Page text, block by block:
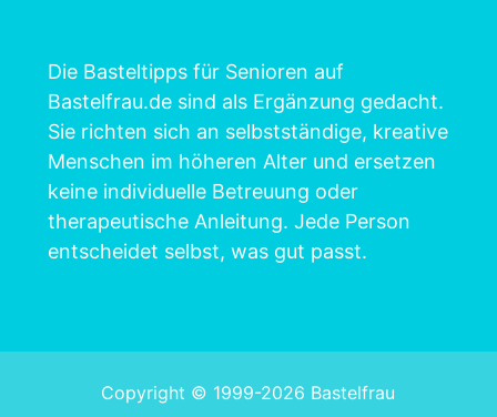
Die Basteltipps für Senioren auf
Bastelfrau.de sind als Ergänzung gedacht.
Sie richten sich an selbstständige, kreative
Menschen im höheren Alter und ersetzen
keine individuelle Betreuung oder
therapeutische Anleitung. Jede Person
entscheidet selbst, was gut passt.
Copyright © 1999-2026 Bastelfrau